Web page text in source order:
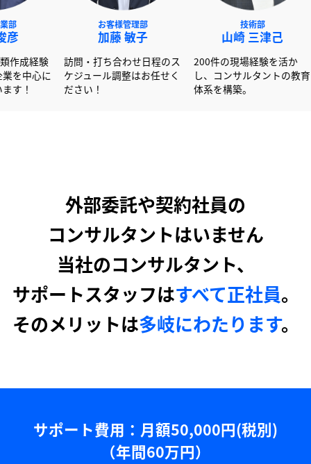
山崎
200件の現場
し、コンサル
訪問・打ち合わせ日程のス
ケジュール調整はお任せく
社以上の書類作成経験
かし大手企業を中心に
ートしています！
外部委託や契約社員の
コンサルタントはいません
当社のコンサルタント、
サポートスタッフはすべて正社員。
そのメリットは多岐にわたります。
サポート費用：⽉額50,000円(税別)
（年間60万円）